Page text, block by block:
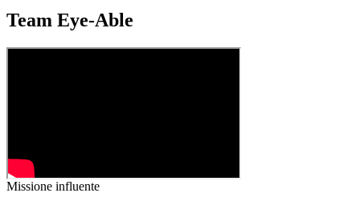
Team Eye-Able
Missione influente